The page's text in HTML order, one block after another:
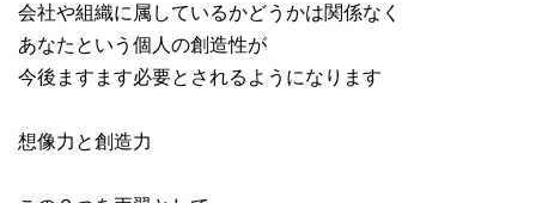
会社や組織に属しているかどうかは関係なく
あなたという個人の創造性が
今後ますます必要とされるようになります
想像力と創造力